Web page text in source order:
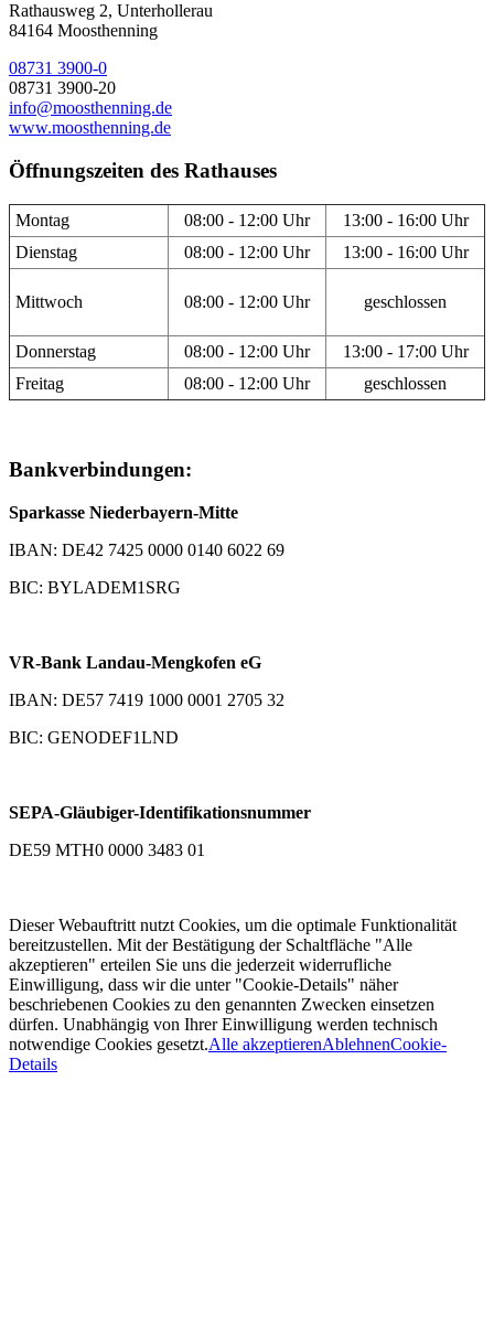
Rathausweg 2, Unterhollerau
84164 Moosthenning
08731 3900-0
08731 3900-20
info@moosthenning.de
www.moosthenning.de
Öffnungszeiten des Rathauses
Montag 08:00 - 12:00 Uhr
13:00 - 16:00 Uhr
Dienstag
08:00 - 12:00 Uhr 13:00 - 16:00 Uhr
Mittwoch 08:00 - 12:00 Uhr geschlossen
Donnerstag 08:00 - 12:00 Uhr
13:00 - 17:00 Uhr
Freitag
08:00 - 12:00 Uhr geschlossen
Bankverbindungen:
Sparkasse Niederbayern-Mitte
IBAN: DE42 7425 0000 0140 6022 69
BIC: BYLADEM1SRG
VR-Bank Landau-Mengkofen eG
IBAN: DE57 7419 1000 0001 2705 32
BIC: GENODEF1LND
SEPA-Gläubiger-Identifikationsnummer
DE59 MTH0 0000 3483 01
Dieser Webauftritt nutzt Cookies, um die optimale Funktionalität
bereitzustellen. Mit der Bestätigung der Schaltfläche "Alle
akzeptieren" erteilen Sie uns die jederzeit widerrufliche
Einwilligung, dass wir die unter "Cookie-Details" näher
beschriebenen Cookies zu den genannten Zwecken einsetzen
dürfen. Unabhängig von Ihrer Einwilligung werden technisch
notwendige Cookies gesetzt.Alle akzeptierenAblehnenCookie-
Details